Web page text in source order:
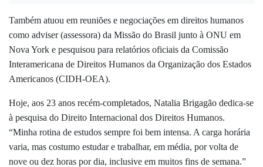
Também atuou em reuniões e negociações em direitos humanos
como adviser(assessora) da Missão do Brasil junto à ONU em
Nova York e pesquisou para relatórios oficiais da Comissão
Interamericana de Direitos Humanos da Organização dos Estados
Americanos (CIDH-OEA).
Hoje, aos 23 anos recém-completados, Natalia Brigagão dedica-se
à pesquisa do Direito Internacional dos Direitos Humanos.
“Minha rotina de estudos sempre foi bem intensa. A carga horária
varia, mas costumo estudar e trabalhar, em média, por volta de
nove ou dez horas por dia, inclusive em muitos fins de semana.”